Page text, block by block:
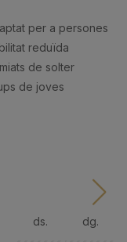
reduïda
de solter
de joves
ds. dg.